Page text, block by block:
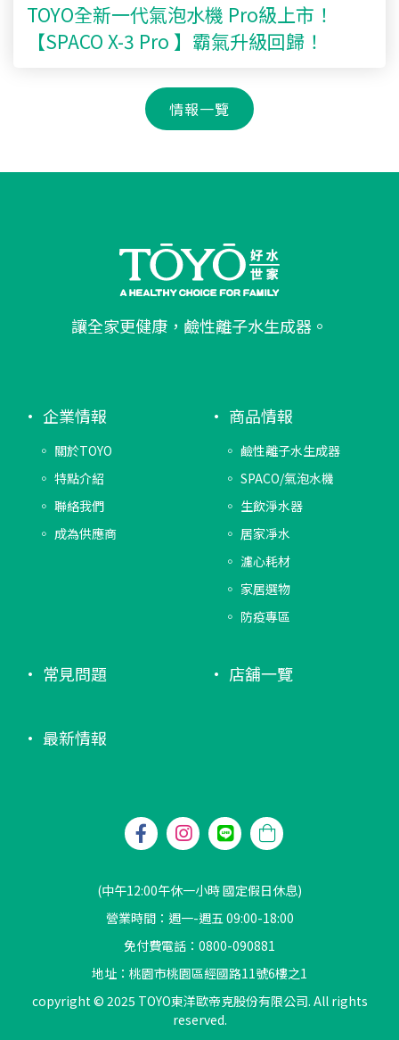
TOYO全新一代氣泡水機 Pro級上市！
【SPACO X-3 Pro 】霸氣升級回歸！
情報一覽
讓全家更健康，鹼性離子水生成器。
企業情報
關於TOYO
特點介紹
聯絡我們
成為供應商
商品情報
鹼性離子水生成器
SPACO/氣泡水機
生飲淨水器
居家凈水
濾心耗材
家居選物
防疫專區
常見問題 店舖一覽
最新情報
(中午12:00午休一小時 國定假日休息)
營業時間：週一-週五 09:00-18:00
免付費電話：0800-090881
地址：桃園市桃園區經國路11號6樓之1
copyright © 2025 TOYO東洋歐帝克股份有限公司. All rights
reserved.